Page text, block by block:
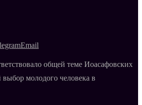
Email
общей теме Иоасафовских
молодого человека в